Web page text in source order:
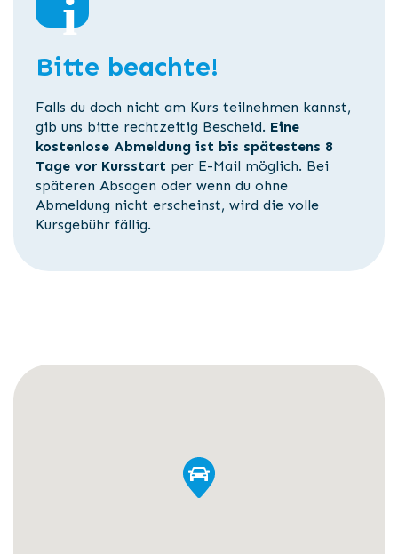
Bitte beachte!
Falls du doch nicht am Kurs teilnehmen kannst,
gib uns bitte rechtzeitig Bescheid. Eine
kostenlose Abmeldung ist bis spätestens 8
Tage vor Kursstart per E-Mail möglich. Bei
späteren Absagen oder wenn du ohne
Abmeldung nicht erscheinst, wird die volle
Kursgebühr fällig.